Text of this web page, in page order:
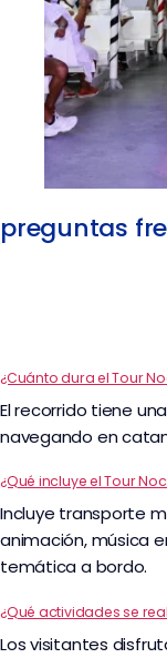
preguntas
¿Cuánto dura el Tour
El recorrido tiene
navegando en
¿Qué incluye el Tour
Incluye transporte
animación, música
temática a bordo.
¿Qué actividades se
Los visitantes